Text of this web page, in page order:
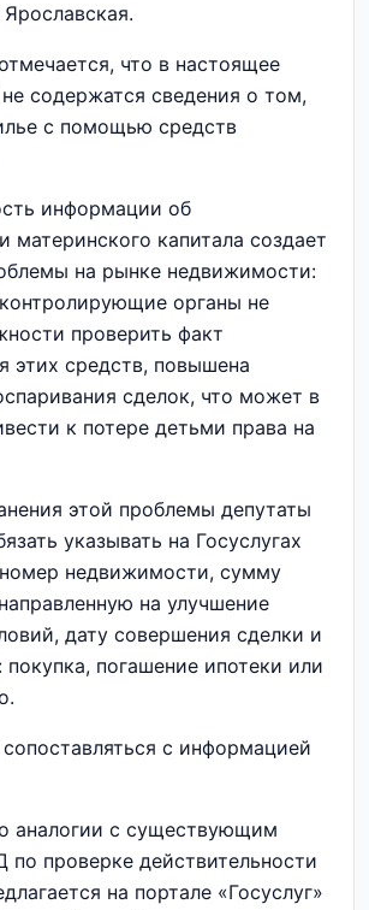
что в настоящее
содержатся сведения о том,
с помощью средств
информации об
материнского капитала создает
на рынке недвижимости:
органы не
проверить факт
этих средств, повышена
сделок, что может в
к потере детьми права на
этой проблемы депутаты
указывать на Госуслугах
недвижимости, сумму
на улучшение
дату совершения сделки и
погашение ипотеки или
с информацией
аналогии с существующим
проверке действительности
на портале «Госуслуг»